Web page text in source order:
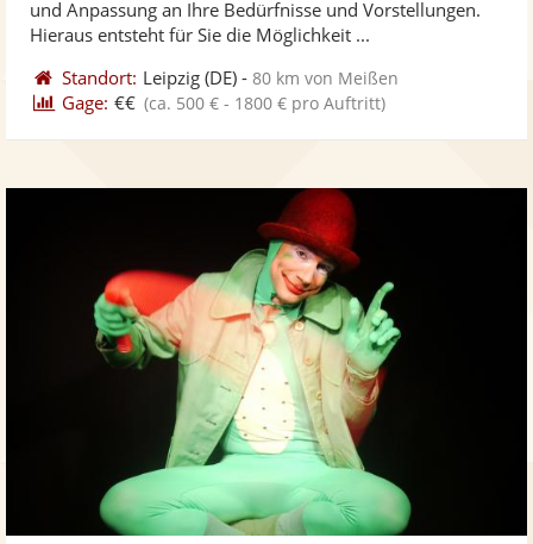
Sternen
und Anpassung an Ihre Bedürfnisse und Vorstellungen.
Hieraus entsteht für Sie die Möglichkeit ...
Standort: Leipzig (DE) -80 km von Meißen
Gage: €€ (ca. 500 € - 1800 € pro Auftritt)